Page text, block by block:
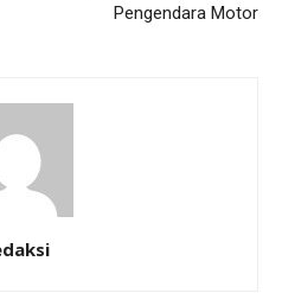
Pengendara Motor